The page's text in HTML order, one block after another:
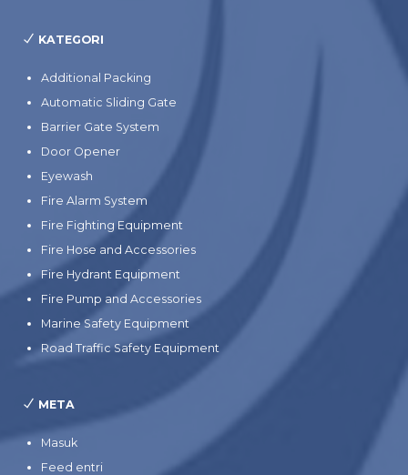
KATEGORI
Additional Packing
Automatic Sliding Gate
Barrier Gate System
Door Opener
Eyewash
Fire Alarm System
Fire Fighting Equipment
Fire Hose and Accessories
Fire Hydrant Equipment
Fire Pump and Accessories
Marine Safety Equipment
Road Traffic Safety Equipment
META
Masuk
Feed entri